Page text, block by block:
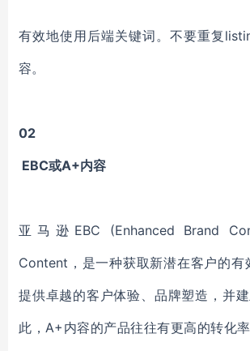
有效地使用后端关键词。不要重复
容。
02
EBC或A+内容
亚马逊EBC (Enhanced Brand
Content，是一种获取新潜在客户的有
提供卓越的客户体验、品牌塑造，并
此，A+内容的产品往往有更高的转化